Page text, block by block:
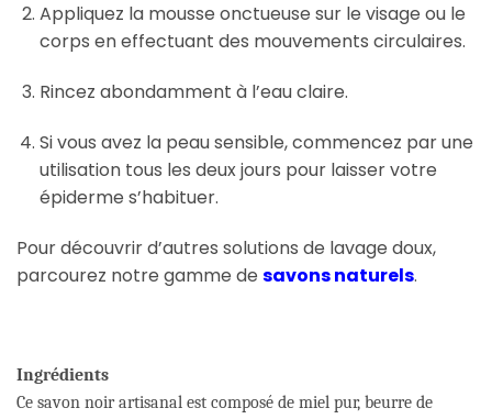
Appliquez la mousse onctueuse sur le visage ou le
corps en effectuant des mouvements circulaires.
Rincez abondamment à l’eau claire.
Si vous avez la peau sensible, commencez par une
utilisation tous les deux jours pour laisser votre
épiderme s’habituer.
Pour découvrir d’autres solutions de lavage doux,
parcourez notre gamme de savons naturels.
Ingrédients
Ce savon noir artisanal est composé de miel pur, beurre de